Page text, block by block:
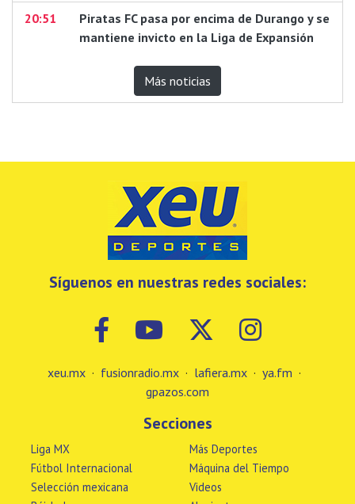
20:51
Piratas FC pasa por encima de Durango y se
mantiene invicto en la Liga de Expansión
Más noticias
Síguenos en nuestras redes sociales:
xeu.mx · fusionradio.mx · lafiera.mx · ya.fm ·
gpazos.com
Secciones
Liga MX
Fútbol Internacional
Selección mexicana
Más Deportes
Máquina del Tiempo
Videos